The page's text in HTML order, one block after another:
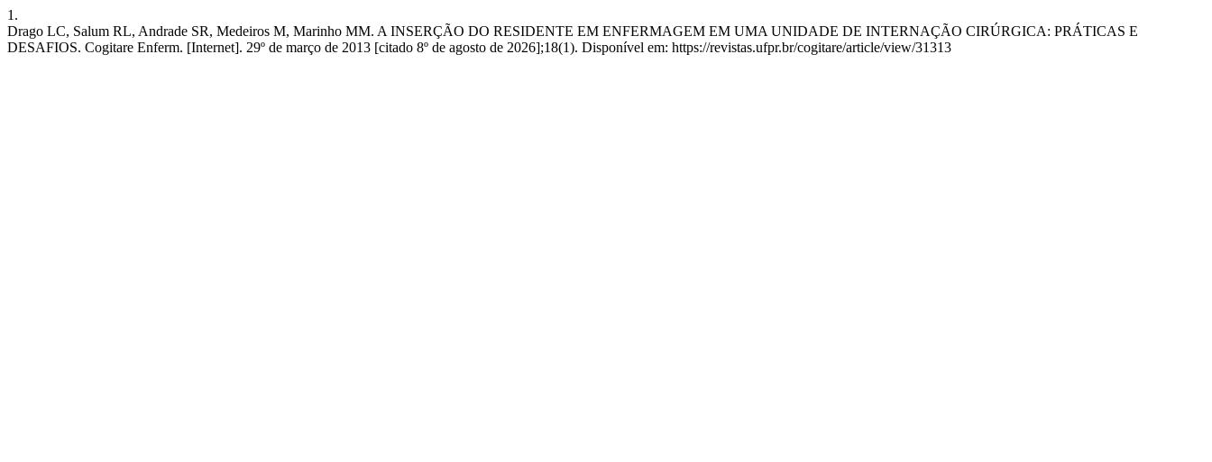
1.
Drago LC, Salum RL, Andrade SR, Medeiros M, Marinho MM. A INSERÇÃO DO RESIDENTE EM ENFERMAGEM EM UMA UNIDADE DE INTERNAÇÃO CIRÚRGICA: PRÁTICAS E
DESAFIOS. Cogitare Enferm. [Internet]. 29º de março de 2013 [citado 8º de agosto de 2026];18(1). Disponível em: https://revistas.ufpr.br/cogitare/article/view/31313